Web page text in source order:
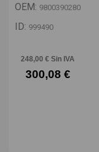
OEM: 9800390280
ID: 999490
248,00 € Sin IVA
300,08 €